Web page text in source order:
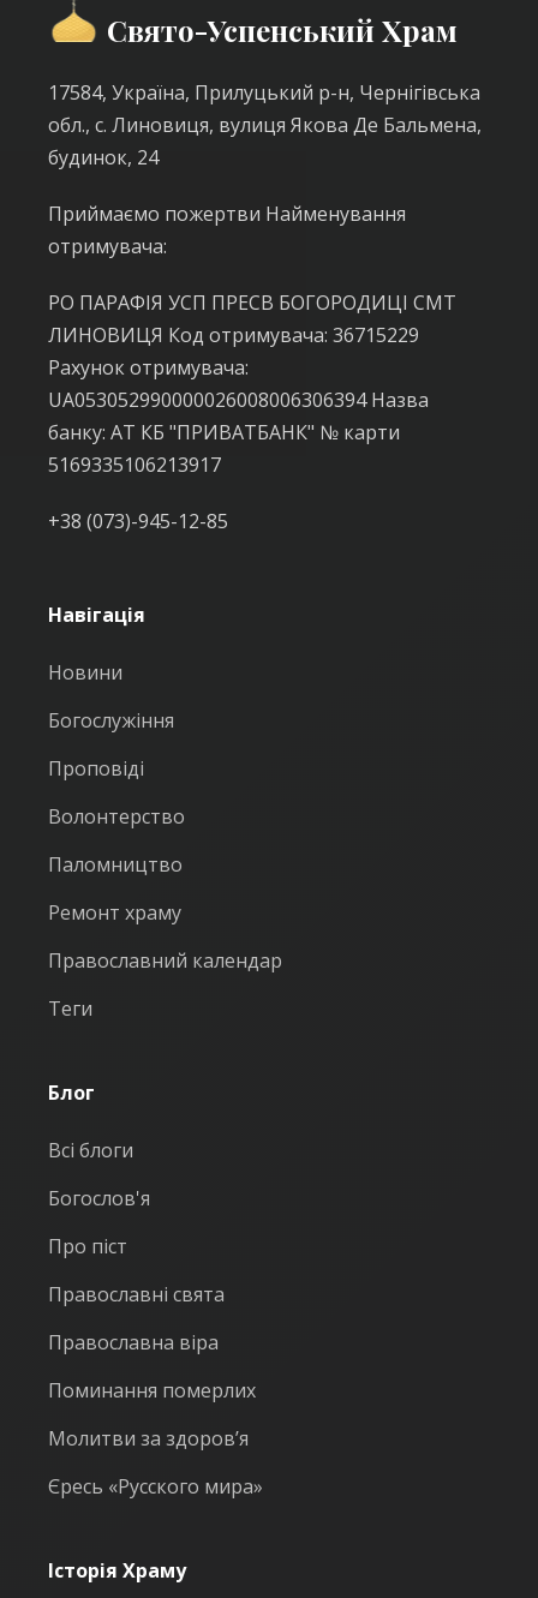
Свято-Успенський Храм
17584, Україна, Прилуцький р-н, Чернігівська
обл., с. Линовиця, вулиця Якова Де Бальмена,
будинок, 24
Приймаємо пожертви Найменування
отримувача:
РО ПАРАФІЯ УСП ПРЕСВ БОГОРОДИЦІ СМТ
ЛИНОВИЦЯ Код отримувача: 36715229
Рахунок отримувача:
UA053052990000026008006306394 Назва
банку: АТ КБ "ПРИВАТБАНК" № карти
5169335106213917
+38 (073)-945-12-85
Навігація
Новини
Богослужіння
Проповіді
Волонтерство
Паломництво
Ремонт храму
Православний календар
Теги
Блог
Всі блоги
Богослов'я
Про піст
Православні свята
Православна віра
Поминання померлих
Молитви за здоров’я
Єресь «Русского мира»
Історія Храму